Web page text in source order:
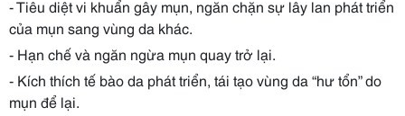
- Tiêu diệt vi khuẩn gây mụn, ngăn chặn sự lây lan phát triển
của mụn sang vùng da khác.
- Hạn chế và ngăn ngừa mụn quay trở lại.
- Kích thích tế bào da phát triển, tái tạo vùng da “hư tổn” do
mụn để lại.